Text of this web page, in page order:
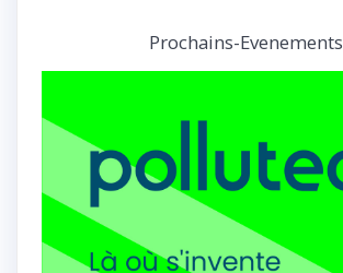
Prochains-Evenements